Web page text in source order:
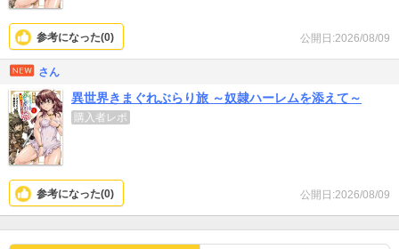
公開日:2026/08/09
参考になった(0)
さん
異世界きまぐれぶらり旅 ～奴隷ハーレムを添えて～
購入者レポ
公開日:2026/08/09
参考になった(0)